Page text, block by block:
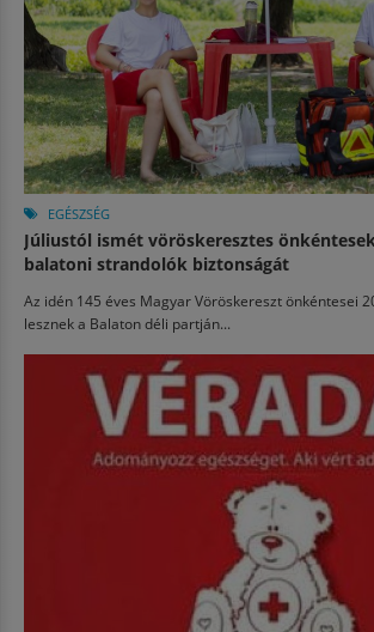
EGÉSZSÉG
Júliustól ismét vöröskeresztes
balatoni strandolók biztonságát
Az idén 145 éves Magyar Vöröskereszt önkéntesei
lesznek a Balaton déli partján...